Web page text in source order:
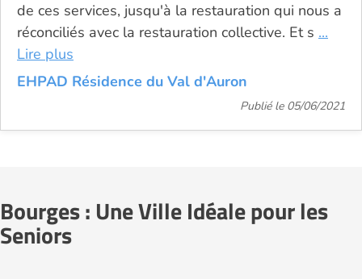
de ces services, jusqu'à la restauration qui nous a
réconciliés avec la restauration collective. Et s ...
Lire plus
EHPAD Résidence du Val d'Auron
Publié le 05/06/2021
Bourges : Une Ville Idéale pour les
Seniors